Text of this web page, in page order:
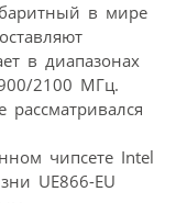
в мире
в диапазонах
2100 МГц.
рассматривался
чипсете Intel
UE866-EU